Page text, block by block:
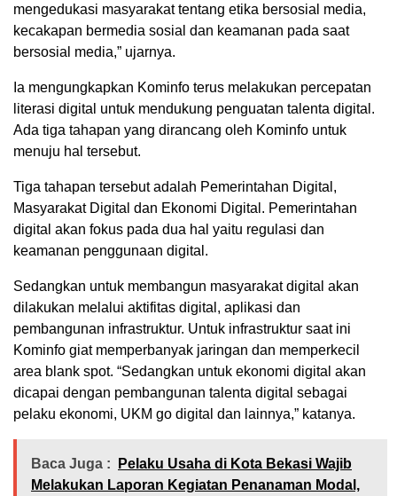
mengedukasi masyarakat tentang etika bersosial media,
kecakapan bermedia sosial dan keamanan pada saat
bersosial media,” ujarnya.
Ia mengungkapkan Kominfo terus melakukan percepatan
literasi digital untuk mendukung penguatan talenta digital.
Ada tiga tahapan yang dirancang oleh Kominfo untuk
menuju hal tersebut.
Tiga tahapan tersebut adalah Pemerintahan Digital,
Masyarakat Digital dan Ekonomi Digital. Pemerintahan
digital akan fokus pada dua hal yaitu regulasi dan
keamanan penggunaan digital.
Sedangkan untuk membangun masyarakat digital akan
dilakukan melalui aktifitas digital, aplikasi dan
pembangunan infrastruktur. Untuk infrastruktur saat ini
Kominfo giat memperbanyak jaringan dan memperkecil
area blank spot. “Sedangkan untuk ekonomi digital akan
dicapai dengan pembangunan talenta digital sebagai
pelaku ekonomi, UKM go digital dan lainnya,” katanya.
Baca Juga :
Pelaku Usaha di Kota Bekasi Wajib
Melakukan Laporan Kegiatan Penanaman Modal,